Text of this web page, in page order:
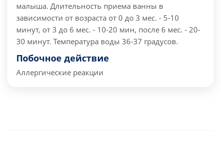
малыша. Длительность приема ванны в
зависимости от возраста от 0 до 3 мес. - 5-10
минут, от 3 до 6 мес. - 10-20 мин, после 6 мес. - 20-
30 минут. Температура воды 36-37 градусов.
Побочное действие
Аллергические реакции